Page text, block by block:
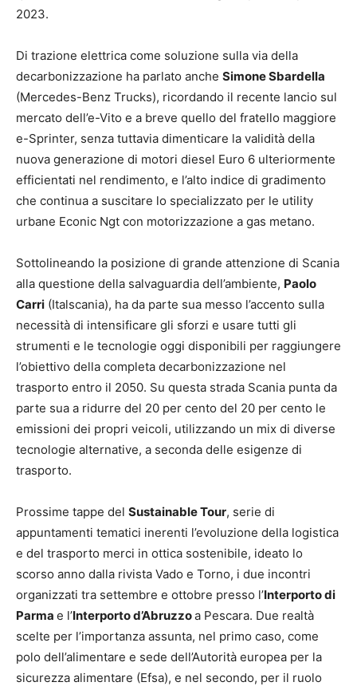
2023.
Di trazione elettrica come soluzione sulla via della
decarbonizzazione ha parlato anche Simone Sbardella
(Mercedes-Benz Trucks), ricordando il recente lancio sul
mercato dell’e-Vito e a breve quello del fratello maggiore
e-Sprinter, senza tuttavia dimenticare la validità della
nuova generazione di motori diesel Euro 6 ulteriormente
efficientati nel rendimento, e l’alto indice di gradimento
che continua a suscitare lo specializzato per le utility
urbane Econic Ngt con motorizzazione a gas metano.
Sottolineando la posizione di grande attenzione di Scania
alla questione della salvaguardia dell’ambiente, Paolo
Carri (Italscania), ha da parte sua messo l’accento sulla
necessità di intensificare gli sforzi e usare tutti gli
strumenti e le tecnologie oggi disponibili per raggiungere
l’obiettivo della completa decarbonizzazione nel
trasporto entro il 2050. Su questa strada Scania punta da
parte sua a ridurre del 20 per cento del 20 per cento le
emissioni dei propri veicoli, utilizzando un mix di diverse
tecnologie alternative, a seconda delle esigenze di
trasporto.
Prossime tappe del Sustainable Tour, serie di
appuntamenti tematici inerenti l’evoluzione della logistica
e del trasporto merci in ottica sostenibile, ideato lo
scorso anno dalla rivista Vado e Torno, i due incontri
organizzati tra settembre e ottobre presso l’Interporto di
Parma e l’Interporto d’Abruzzoa Pescara. Due realtà
scelte per l’importanza assunta, nel primo caso, come
polo dell’alimentare e sede dell’Autorità europea per la
sicurezza alimentare (Efsa), e nel secondo, per il ruolo